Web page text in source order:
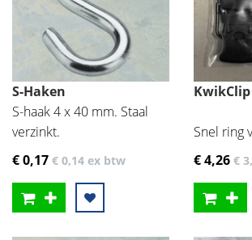
S-Haken
S-haak 4 x 40 mm. Staal
verzinkt.
€ 0,17 € 0,14 ex btw
KwikClip
Snel ring
€ 4,26 € 3